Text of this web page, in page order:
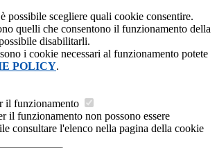
possibile scegliere quali cookie consentire.
quelli che consentono il funzionamento della
disabilitarli.
i cookie necessari al funzionamento potete
POLICY.
il funzionamento
il funzionamento non possono essere
consultare l'elenco nella pagina della cookie